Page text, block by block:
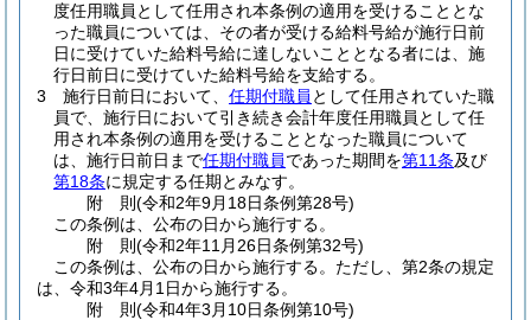
度任用職員として任用され本条例の適用を受けることとな
った職員については、その者が受ける給料号給が施行日前
日に受けていた給料号給に達しないこととなる者には、施
行日前日に受けていた給料号給を支給する。
3
施行日前日において、 任期付職員 として任用されていた職
員で、施行日において引き続き会計年度任用職員として任
用され本条例の適用を受けることとなった職員について
は、施行日前日まで任期付職員であった期間を第11条及び
第18条に規定する任期とみなす。
附 則(令和2年9月18日条例第28号)
この条例は、公布の日から施行する。
附 則(令和2年11月26日条例第32号)
この条例は、公布の日から施行する。 ただし、第2条の規定
は、令和3年4月1日から施行する。
附 則(令和4年3月10日条例第10号)